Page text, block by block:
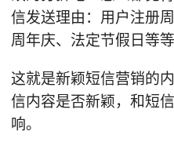
信发送理由：用户注册
周年庆、法定节假日等等
这就是新颖短信营销的
信内容是否新颖，和短
响。